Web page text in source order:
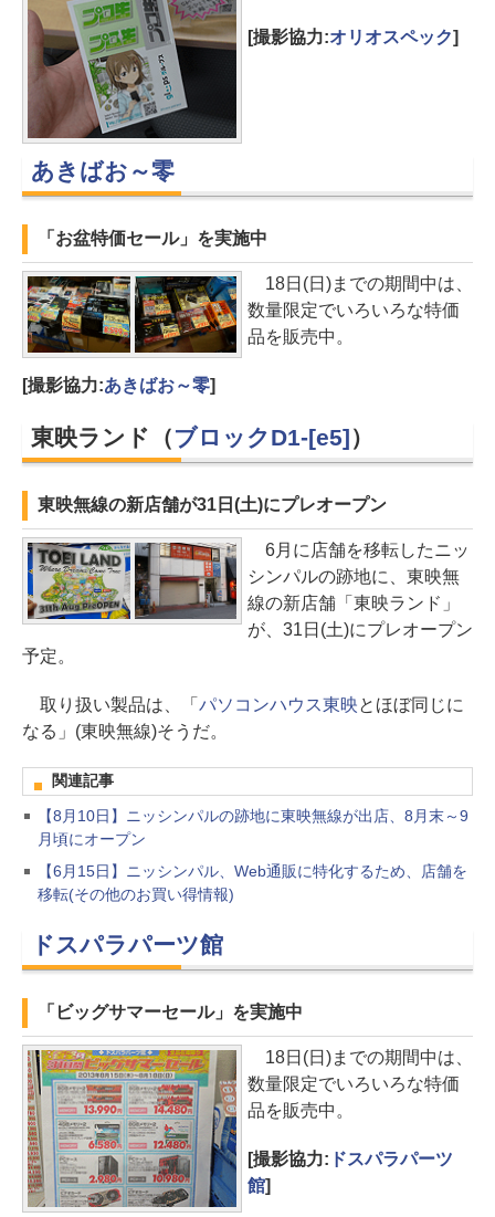
[撮影協力:オリオスペック]
あきばお～零
「お盆特価セール」を実施中
18日(日)までの期間中は、
数量限定でいろいろな特価
品を販売中。
[撮影協力:あきばお～零]
東映ランド（ブロックD1-[e5]）
東映無線の新店舗が31日(土)にプレオープン
6月に店舗を移転したニッ
シンパルの跡地に、東映無
線の新店舗「東映ランド」
が、31日(土)にプレオープン
予定。
取り扱い製品は、「 パソコンハウス東映とほぼ同じに
なる」(東映無線)そうだ。
関連記事
【8月10日】ニッシンパルの跡地に東映無線が出店、8月末～9
月頃にオープン
【6月15日】ニッシンパル、Web通販に特化するため、店舗を
移転(その他のお買い得情報)
ドスパラパーツ館
「ビッグサマーセール」を実施中
18日(日)までの期間中は、
数量限定でいろいろな特価
品を販売中。
[撮影協力: ドスパラパーツ
館]